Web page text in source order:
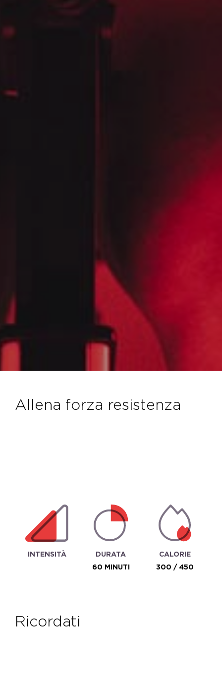
allena forza resistenza
INTENSITÀ
DURATA
60 MINUTI
CALORIE
300 / 450
ricordati